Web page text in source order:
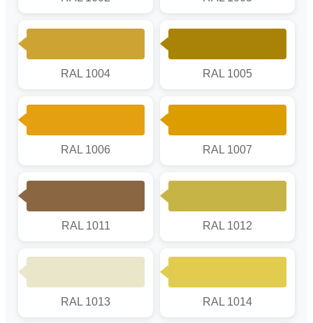
RAL 1004 RAL 1005
RAL 1006 RAL 1007
RAL 1011 RAL 1012
RAL 1013 RAL 1014